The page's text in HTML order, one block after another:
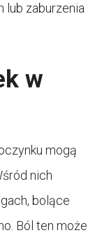
lub zaburzenia
w
mogą
nich
bolące
Ból ten może